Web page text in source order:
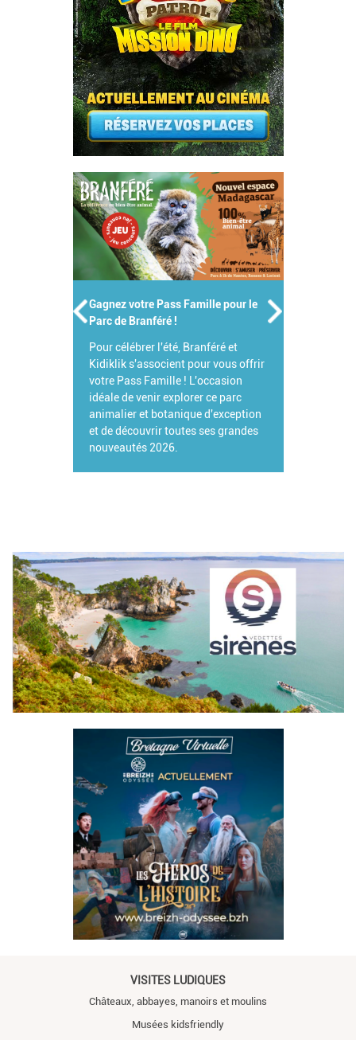
Gagnez votre Pass Famille pour le
Parc de Branféré !
Pour célébrer l'été, Branféré et
Kidiklik s'associent pour vous offrir
votre Pass Famille ! L'occasion
idéale de venir explorer ce parc
animalier et botanique d'exception
et de découvrir toutes ses grandes
nouveautés 2026.
VISITES LUDIQUES
Châteaux, abbayes, manoirs et moulins
Musées kidsfriendly